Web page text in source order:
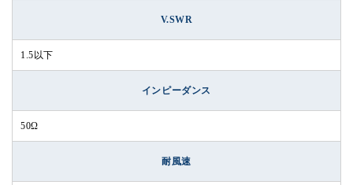
V.SWR
1.5以下
インピーダンス
50Ω
耐風速